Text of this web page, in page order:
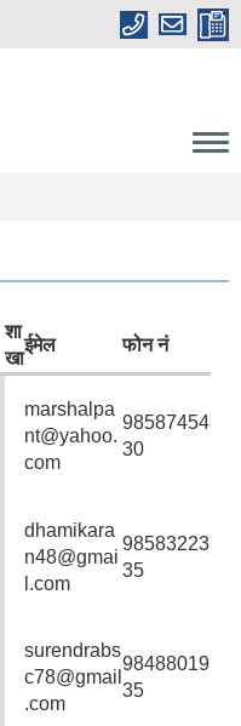
शा
खा
ईमेल फोन नं
marshalpa
nt@yahoo.
com
98587454
30
dhamikara
n48@gmai
l.com
98583223
35
surendrabs
c78@gmail
.com
98488019
35